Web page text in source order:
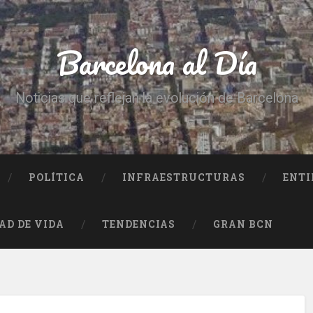
Barcelona al Día
Noticias que reflejan la evolución de Barcelona
POLÍTICA INFRAESTRUCTURAS
DE VIDA TENDENCIAS GRAN BCN